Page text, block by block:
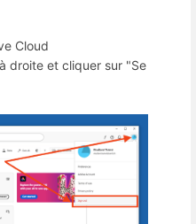
Cloud
droite et cliquer sur "Se